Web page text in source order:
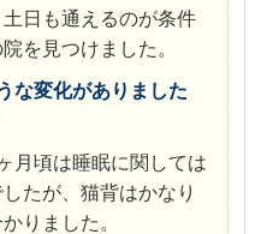
日も通えるのが条件
を見つけました。
な変化がありました
月頃は睡眠に関しては
たが、猫背はかなり
りました。